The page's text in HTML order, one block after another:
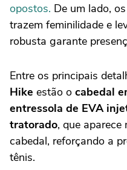
opostos. De um lado,
trazem feminilidade e
robusta garante
Entre os principais
Hike estão o cabedal
entressola de EVA
tratorado, que
cabedal, reforçando a
tênis.